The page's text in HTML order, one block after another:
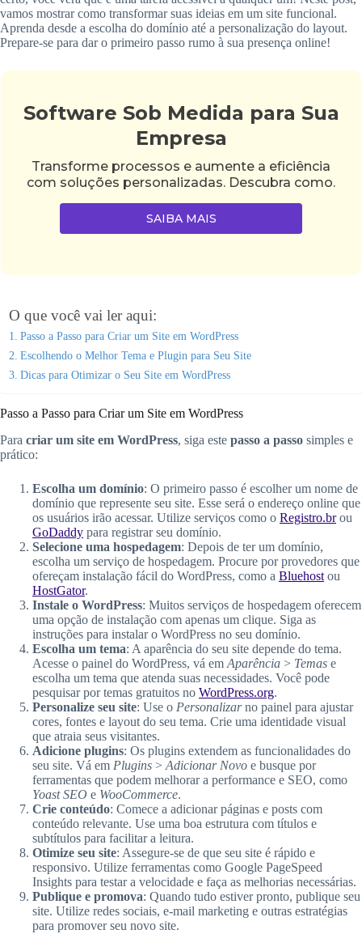
vamos mostrar como transformar suas ideias em um site funcional.
Aprenda desde a escolha do domínio até a personalização do layout.
Prepare-se para dar o primeiro passo rumo à sua presença online!
Software Sob Medida para Sua
Empresa
Transforme processos e aumente a eficiência
com soluções personalizadas. Descubra como.
SAIBA MAIS
O que você vai ler aqui:
Passo a Passo para Criar um Site em WordPress
Escolhendo o Melhor Tema e Plugin para Seu Site
Dicas para Otimizar o Seu Site em WordPress
Passo a Passo para Criar um Site em WordPress
Para criar um site em WordPress, siga este passo a passo simples e
prático:
Escolha um domínio: O primeiro passo é escolher um nome de
domínio que represente seu site. Esse será o endereço online que
os usuários irão acessar. Utilize serviços como o Registro.brou
GoDaddy para registrar seu domínio.
Selecione uma hospedagem: Depois de ter um domínio,
escolha um serviço de hospedagem. Procure por provedores que
ofereçam instalação fácil do WordPress, como a Bluehost ou
HostGator.
Instale o WordPress: Muitos serviços de hospedagem oferecem
uma opção de instalação com apenas um clique. Siga as
instruções para instalar o WordPress no seu domínio.
Escolha um tema: A aparência do seu site depende do tema.
Acesse o painel do WordPress, vá em Aparência > Temas e
escolha um tema que atenda suas necessidades. Você pode
pesquisar por temas gratuitos no WordPress.org.
Personalize seu site: Use o Personalizarno painel para ajustar
cores, fontes e layout do seu tema. Crie uma identidade visual
que atraia seus visitantes.
Adicione plugins: Os plugins extendem as funcionalidades do
seu site. Vá em Plugins > Adicionar Novo e busque por
ferramentas que podem melhorar a performance e SEO, como
Yoast SEO e WooCommerce.
Crie conteúdo: Comece a adicionar páginas e posts com
conteúdo relevante. Use uma boa estrutura com títulos e
subtítulos para facilitar a leitura.
Otimize seu site: Assegure-se de que seu site é rápido e
responsivo. Utilize ferramentas como Google PageSpeed
Insights para testar a velocidade e faça as melhorias necessárias.
Publique e promova: Quando tudo estiver pronto, publique seu
site. Utilize redes sociais, e-mail marketing e outras estratégias
para promover seu novo site.